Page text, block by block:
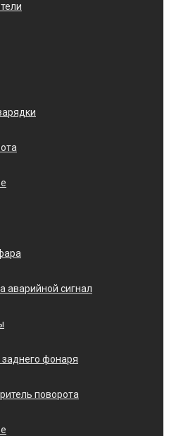
аварийной сигнал
заднего фонаря
поворота